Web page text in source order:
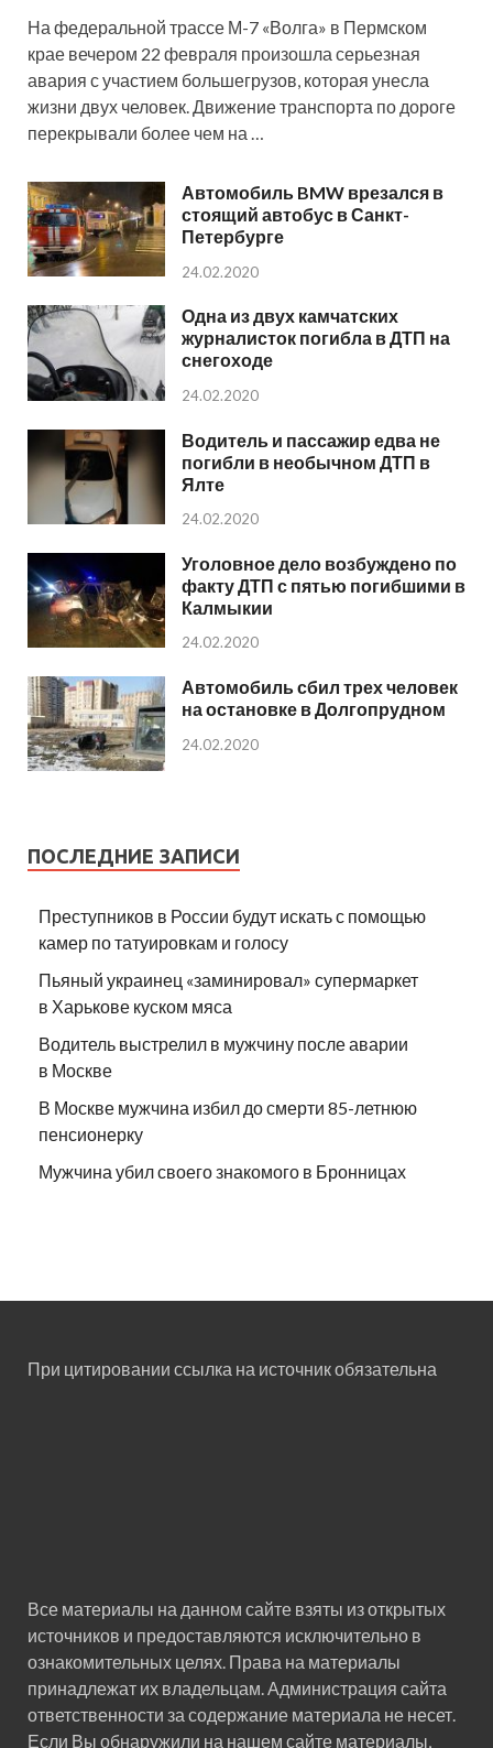
На федеральной трассе М-7 «Волга» в Пермском
крае вечером 22 февраля произошла серьезная
авария с участием большегрузов, которая унесла
жизни двух человек. Движение транспорта по дороге
перекрывали более чем на …
Автомобиль BMW врезался в
стоящий автобус в Санкт-
Петербурге
24.02.2020
Одна из двух камчатских
журналисток погибла в ДТП на
снегоходе
24.02.2020
Водитель и пассажир едва не
погибли в необычном ДТП в
Ялте
24.02.2020
Уголовное дело возбуждено по
факту ДТП с пятью погибшими в
Калмыкии
24.02.2020
Автомобиль сбил трех человек
на остановке в Долгопрудном
24.02.2020
ПОСЛЕДНИЕ ЗАПИСИ
Преступников в России будут искать с помощью
камер по татуировкам и голосу
Пьяный украинец «заминировал» супермаркет
в Харькове куском мяса
Водитель выстрелил в мужчину после аварии
в Москве
В Москве мужчина избил до смерти 85-летнюю
пенсионерку
Мужчина убил своего знакомого в Бронницах
При цитировании ссылка на источник обязательна
Все материалы на данном сайте взяты из открытых
источников и предоставляются исключительно в
ознакомительных целях. Права на материалы
принадлежат их владельцам. Администрация сайта
ответственности за содержание материала не несет.
Если Вы обнаружили на нашем сайте материалы,